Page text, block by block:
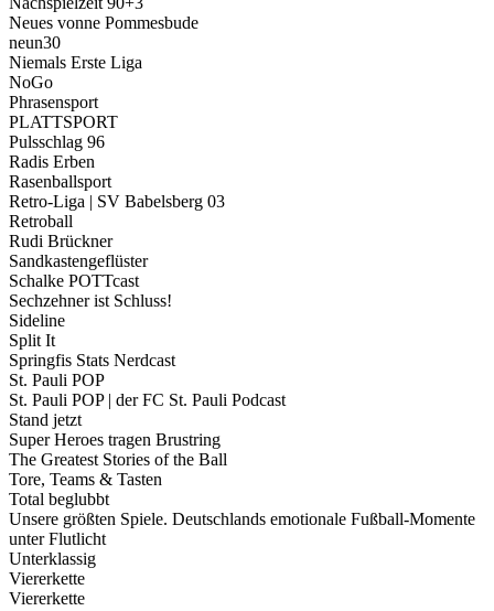
Neues vonne Pommesbude
neun30
Niemals Erste Liga
NoGo
Phrasensport
PLATTSPORT
Pulsschlag 96
Radis Erben
Rasenballsport
Retro-Liga | SV Babelsberg 03
Retroball
Rudi Brückner
Sandkastengeflüster
Schalke POTTcast
Sechzehner ist Schluss!
Sideline
Split It
Springfis Stats Nerdcast
St. Pauli POP
St. Pauli POP | der FC St. Pauli Podcast
Stand jetzt
Super Heroes tragen Brustring
The Greatest Stories of the Ball
Tore, Teams & Tasten
Total beglubbt
Unsere größten Spiele. Deutschlands emotionale Fußball-Momente
unter Flutlicht
Unterklassig
Viererkette
Viererkette